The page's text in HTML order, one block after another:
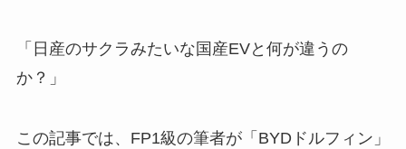
「日産のサクラみたいな国産EVと何が違うの
か？」
この記事では、FP1級の筆者が「BYDドルフィン」